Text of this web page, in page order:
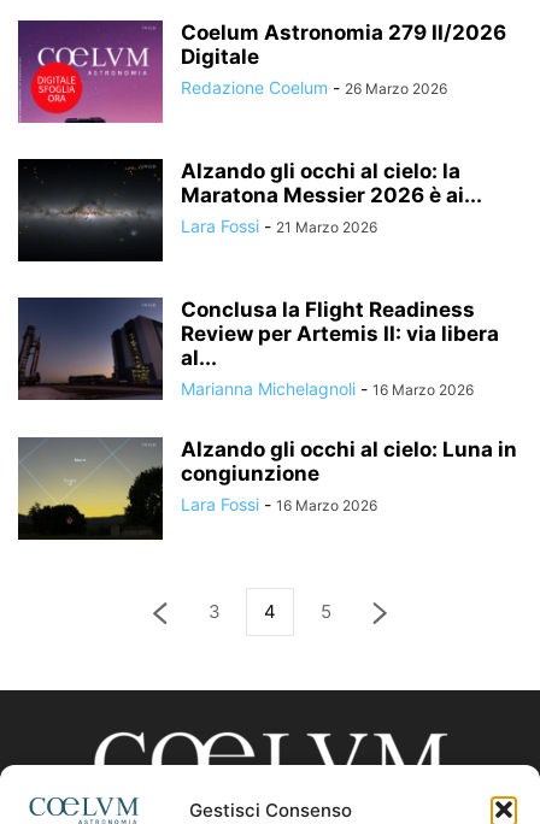
Gestisci Consenso
Coelum Astronomia 279 II/2026
Digitale
Redazione Coelum - 26 Marzo 2026
Alzando gli occhi al cielo: la
Maratona Messier 2026 è ai...
Lara Fossi - 21 Marzo 2026
Conclusa la Flight Readiness
Review per Artemis II: via libera
al...
Marianna Michelagnoli - 16 Marzo 2026
Alzando gli occhi al cielo: Luna in
congiunzione
Lara Fossi - 16 Marzo 2026
3 4 5